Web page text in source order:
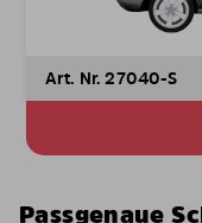
Art. Nr. 27040-S
Passgenaue